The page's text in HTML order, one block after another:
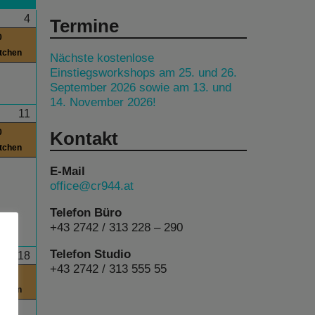
4
11
18
Termine
Nächste kostenlose
Einstiegsworkshops am 25. und 26.
September 2026 sowie am 13. und
14. November 2026!
Kontakt
E-Mail
office@cr944.at
Telefon Büro
+43 2742 / 313 228 – 290
Telefon Studio
+43 2742 / 313 555 55